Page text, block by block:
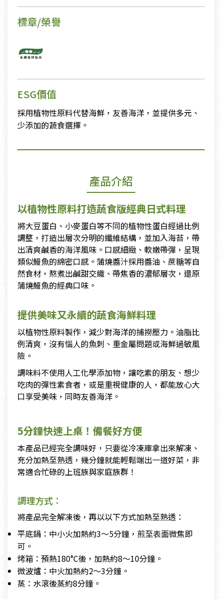
標章/榮譽
ESG價值
採用植物性原料代替海鮮，友善海洋，並提供多元、
少添加的蔬食選擇。
產品介紹
以植物性原料打造蔬食版經典日式料理
將大豆蛋白、小麥蛋白等不同的植物性蛋白經過比例
調整，打造出層次分明的纖維結構，並加入海苔，帶
出清爽鹹香的海洋風味。口感細緻、軟嫩帶彈，呈現
類似鰻魚的綿密口感。蒲燒醬汁採用醬油、蔗糖等自
然食材，熬煮出鹹甜交織、帶焦香的濃郁層次，還原
蒲燒鰻魚的經典口味。
提供美味又永續的蔬食海鮮料理
以植物性原料製作，減少對海洋的捕撈壓力。油脂比
例清爽，沒有惱人的魚刺、重金屬問題或海鮮過敏風
險。
調味料不使用人工化學添加物，讓吃素的朋友、想少
吃肉的彈性素食者，或是重視健康的人，都能放心大
口享受美味，同時友善海洋。
5分鐘快速上桌！備餐好方便
本產品已經完全調味好，只要從冷凍庫拿出來解凍、
充分加熱至熟透，幾分鐘就能輕鬆端出一道好菜，非
常適合忙碌的上班族與家庭族群！
調理方式：
將產品完全解凍後，再以以下方式加熱至熟透：
平底鍋：中小火加熱約3～5分鐘，煎至表面微焦即
可。
烤箱：預熱180°C後，加熱約8～10分鐘。
微波爐：中火加熱約2～3分鐘。
蒸：水滾後蒸約8分鐘。